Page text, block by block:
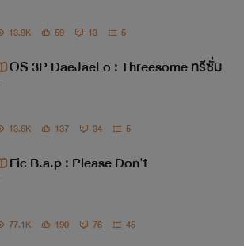
13.9K 59 13 5
OS 3P DaeJaeLo : Threesome ทรีซั่ม
13.6K 137 34 5
Fic B.a.p : Please Don't
77.1K 190 76 45